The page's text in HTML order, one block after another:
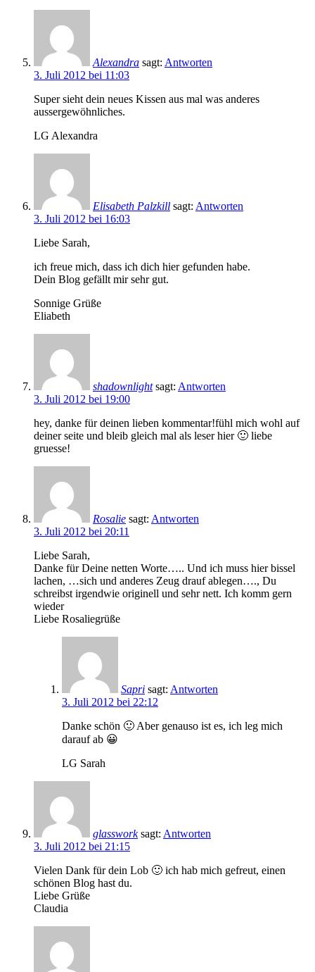
Alexandra sagt: Antworten
3. Juli 2012 bei 11:03
Super sieht dein neues Kissen aus mal was anderes
aussergewöhnliches.
LG Alexandra
Elisabeth Palzkill sagt: Antworten
3. Juli 2012 bei 16:03
Liebe Sarah,
ich freue mich, dass ich dich hier gefunden habe.
Dein Blog gefällt mir sehr gut.
Sonnige Grüße
Eliabeth
shadownlight sagt: Antworten
3. Juli 2012 bei 19:00
hey, danke für deinen lieben kommentar!fühl mich wohl auf
deiner seite und bleib gleich mal als leser hier 🙂 liebe
gruesse!
Rosalie sagt: Antworten
3. Juli 2012 bei 20:11
Liebe Sarah,
Danke für Deine netten Worte….. Und ich muss hier bissel
lachen, …sich und anderes Zeug drauf ablegen…., Du
schreibst irgendwie originell und sehr nett. Ich komm gern
wieder
Liebe Rosaliegrüße
Sapri sagt: Antworten
3. Juli 2012 bei 22:12
Danke schön 🙂 Aber genauso ist es, ich leg mich
darauf ab 😀
LG Sarah
glasswork sagt: Antworten
3. Juli 2012 bei 21:15
Vielen Dank für dein Lob 🙂 ich hab mich gefreut, einen
schönen Blog hast du.
Liebe Grüße
Claudia